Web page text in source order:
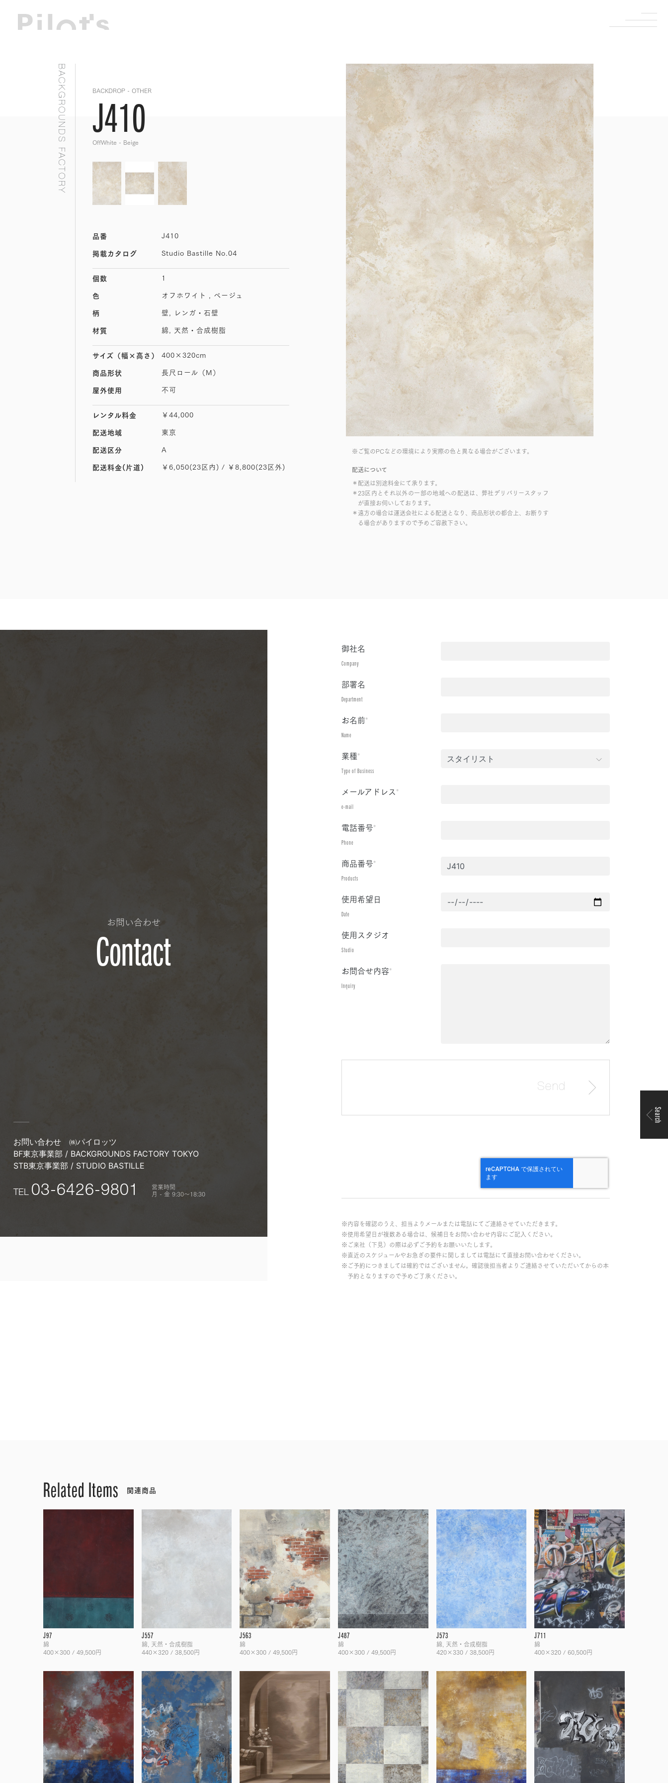
BACKGROUNDS FACTORY BACKDROP - OTHER
J410
OffWhite - Beige
※ご覧のPCなどの環境により実際の色と異なる場合がございます。
配送について
＊配送は別途料金にて承ります。
＊23区内とそれ以外の一部の地域への配送は、弊社デリバリースタッフ
が直接お伺いしております。
＊遠方の場合は運送会社による配送となり、商品形状の都合上、お断りす
る場合がありますので予めご容赦下さい。
品番 J410
掲載カタログ Studio Bastille No.04
個数 1
色 オフホワイト , ベージュ
柄 壁, レンガ・石壁
材質 綿, 天然・合成樹脂
サイズ （幅×高さ） 400×320cm
商品形状 長尺ロール（M）
屋外使用 不可
レンタル料金 ￥44,000
配送地域 東京
配送区分 A
配送料金(片道) ￥6,050(23区内) / ￥8,800(23区外)
お問い合わせ
Contact
お問い合わせ
㈱パイロッツ
BF東京事業部 / BACKGROUNDS FACTORY TOKYO
STB東京事業部 / STUDIO BASTILLE
TEL 03-6426-9801 営業時間
月 - 金 9:30〜18:30
御社名
Company
部署名
Department
お名前*
Name
業種*
Type of Business
メールアドレス*
e-mail
電話番号*
Phone
商品番号*
Products
使用希望日
Date
使用スタジオ
Studio
お問合せ内容*
Inquiry
※内容を確認のうえ、担当よりメールまたは電話にてご連絡させていただきます。
※使用希望日が複数ある場合は、候補日をお問い合わせ内容にご記入ください。
※ご来社（下見）の際は必ずご予約をお願いいたします。
※直近のスケジュールやお急ぎの要件に関しましては電話にて直接お問い合わせください。
※ご予約につきましては確約ではございません。確認後担当者よりご連絡させていただいてからの本
予約となりますので予めご了承ください。
Related Items 関連商品
J97
綿
400×300 / 49,500円
J557
綿, 天然・合成樹脂
440×320 / 38,500円
J563
綿
400×300 / 49,500円
J487
綿
400×300 / 49,500円
J573
綿, 天然・合成樹脂
420×330 / 38,500円
J711
綿
400×320 / 60,500円
Search